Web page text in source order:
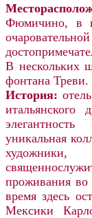
Фюмичино, в
В нескольких
фонтана Треви.
История:
уникальная
художники,
проживания
время здесь
Мексики